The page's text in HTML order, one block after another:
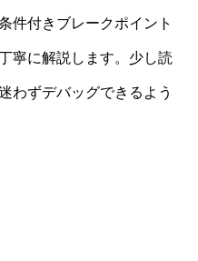
件付きブレークポイント
寧に解説します。少し読
わずデバッグできるよう